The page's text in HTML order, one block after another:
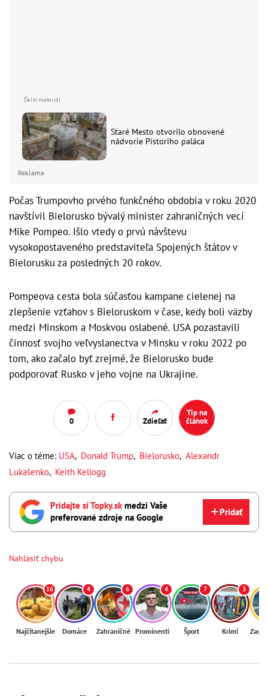
Staré Mesto otvorilo obnovené
nádvorie Pistoriho paláca
Reklama
Počas Trumpovho prvého funkčného obdobia v roku 2020
navštívil Bielorusko bývalý minister zahraničných vecí
Mike Pompeo. Išlo vtedy o prvú návštevu
vysokopostaveného predstaviteľa Spojených štátov v
Bielorusku za posledných 20 rokov.
Pompeova cesta bola súčasťou kampane cielenej na
zlepšenie vzťahov s Bieloruskom v čase, kedy boli väzby
medzi Minskom a Moskvou oslabené. USA pozastavili
činnosť svojho veľvyslanectva v Minsku v roku 2022 po
tom, ako začalo byť zrejmé, že Bielorusko bude
podporovať Rusko v jeho vojne na Ukrajine.
0 Zdieľať
Tip na
článok
Viac o téme: USA, Donald Trump, Bielorusko, Alexandr
Lukašenko, Keith Kellogg
Pridajte si Topky.skmedzi Vaše
preferované zdroje na Google
Pridať
Nahlásiť chybu
16
Najčítanejšie
4
Domáce
6
Zahraničné
4
Prominenti
7
Šport
3
Krimi